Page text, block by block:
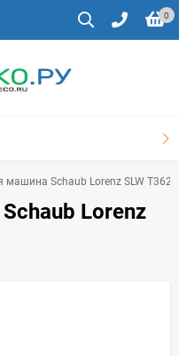
0
машина Schaub Lorenz SLW T3621
Lorenz